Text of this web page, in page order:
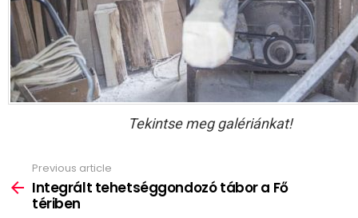
Tekintse meg galériánkat!
more
Previous article
Integrált tehetséggondozó tábor a Fő
tériben